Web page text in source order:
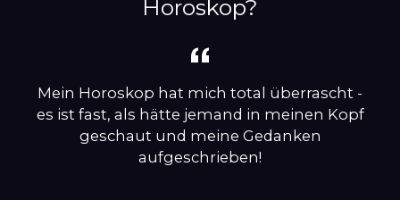
Horoskop?
Mein Horoskop hat mich total überrascht -
es ist fast, als hätte jemand in meinen Kopf
geschaut und meine Gedanken
aufgeschrieben!